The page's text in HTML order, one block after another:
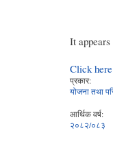
It
Click
प्रकार:
योजना तथा
आर्थिक वर्ष:
२०८२/०८३